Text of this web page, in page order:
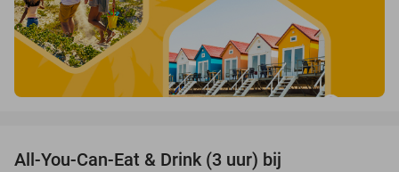
All-You-Can-Eat & Drink (3 uur) bij